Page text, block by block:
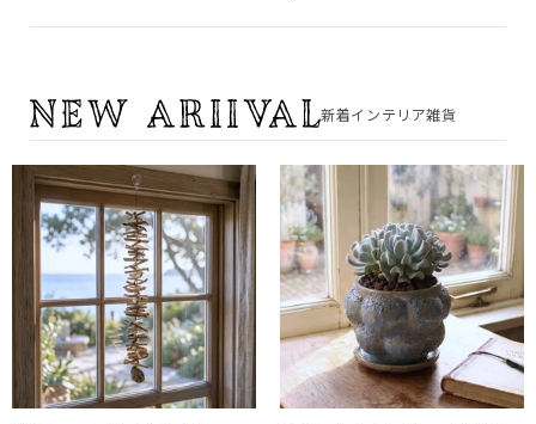
新着インテリア雑貨